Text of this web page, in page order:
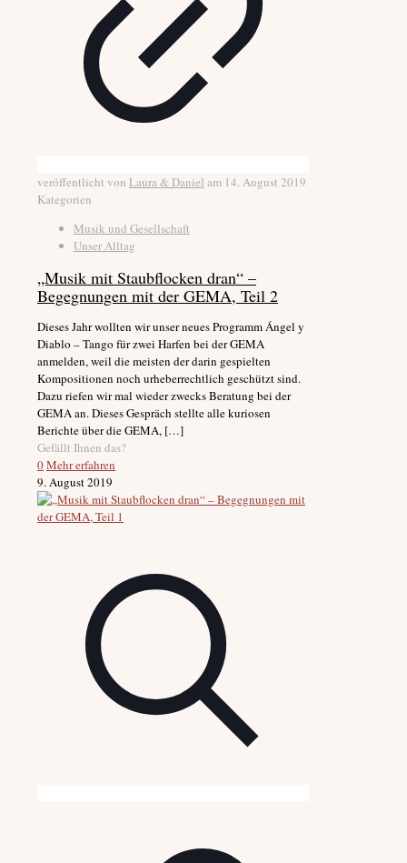
veröffentlicht von Laura & Daniel am 14. August 2019
Kategorien
Musik und Gesellschaft
Unser Alltag
„Musik mit Staubflocken dran“ –
Begegnungen mit der GEMA, Teil 2
Dieses Jahr wollten wir unser neues Programm Ángel y
Diablo – Tango für zwei Harfen bei der GEMA
anmelden, weil die meisten der darin gespielten
Kompositionen noch urheberrechtlich geschützt sind.
Dazu riefen wir mal wieder zwecks Beratung bei der
GEMA an. Dieses Gespräch stellte alle kuriosen
Berichte über die GEMA, […]
Gefällt Ihnen das?
0Mehr erfahren
9. August 2019